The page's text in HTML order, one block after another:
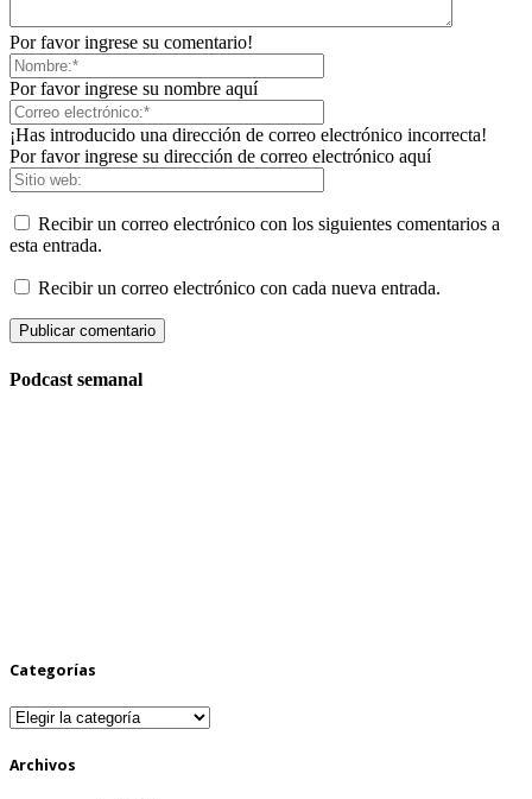
Por favor ingrese su comentario!
Por favor ingrese su nombre aquí
¡Has introducido una dirección de correo electrónico incorrecta!
Por favor ingrese su dirección de correo electrónico aquí
Recibir un correo electrónico con los siguientes comentarios a
esta entrada.
Recibir un correo electrónico con cada nueva entrada.
Podcast semanal
Categorías
Categorías
Archivos